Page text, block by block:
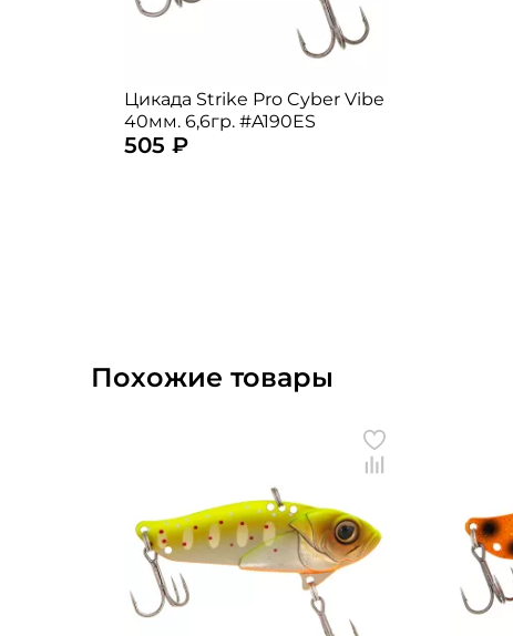
Цикада Strike Pro Cyber Vibe
40мм. 6,6гр. #A190ES
505 ₽
Похожие товары